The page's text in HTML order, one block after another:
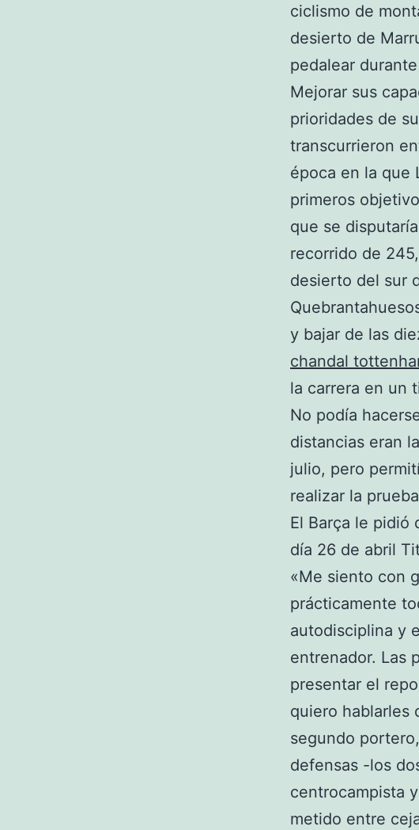
ciclismo de
desierto de
pedalear
Mejorar sus
prioridades de
transcurrieron
época en la que
primeros
que se
recorrido de
desierto del sur
y bajar de las
chandal
la carrera en un
No podía
distancias eran
julio, pero
realizar la
El Barça le pidió
día 26 de abril
«Me siento con
prácticamente
autodisciplina y
entrenador. Las
presentar el
quiero hablarles
segundo
defensas -los
centrocampista
metido entre